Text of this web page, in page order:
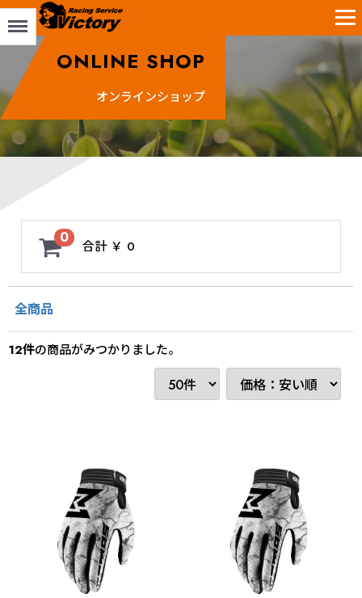
ONLINE SHOP
オンラインショップ
0 合計 ￥ 0
Menu
全商品
12件の商品がみつかりました。